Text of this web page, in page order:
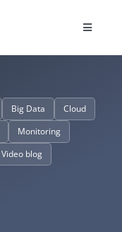
Toggle
Big Data
Cloud
Monitoring
Video blog